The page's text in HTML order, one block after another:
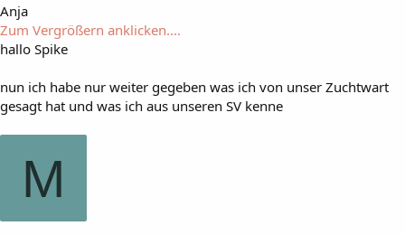
Anja
Zum Vergrößern anklicken....
hallo Spike
nun ich habe nur weiter gegeben was ich von unser Zuchtwart
gesagt hat und was ich aus unseren SV kenne
M